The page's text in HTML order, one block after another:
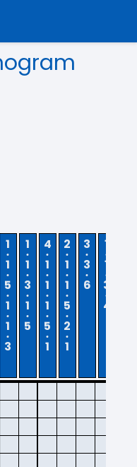
1
1
5
1
1
3
1
1
3
1
5
4
1
1
1
5
1
2
1
1
5
2
1
3
3
6
1
1
3
4